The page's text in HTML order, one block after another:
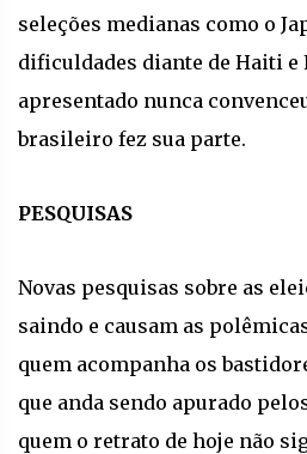
seleções medianas como o
dificuldades diante de Haiti e
apresentado nunca
brasileiro fez sua parte.
PESQUISAS
Novas pesquisas sobre as
saindo e causam as
quem acompanha os
que anda sendo apurado
quem o retrato de hoje não